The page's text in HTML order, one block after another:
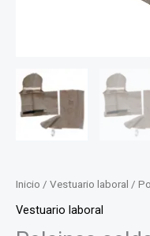
Inicio / Vestuario laboral /
Vestuario laboral